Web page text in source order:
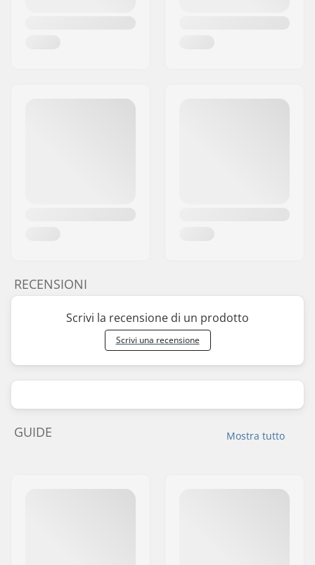
RECENSIONI
Scrivi la recensione di un prodotto
Scrivi una recensione
Mostra tutto
GUIDE